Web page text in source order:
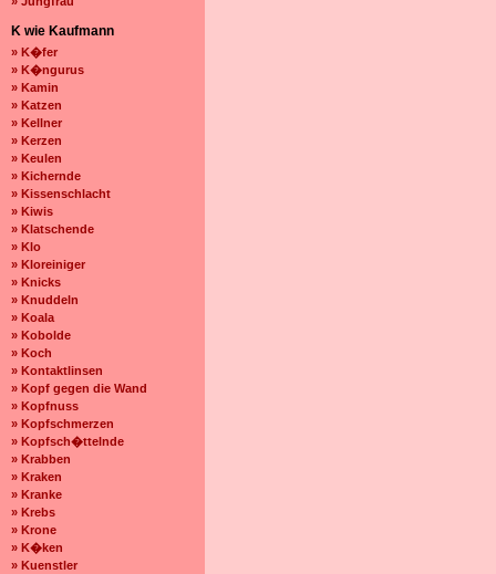
K wie Kaufmann
» K�fer
» K�ngurus
» Kamin
» Katzen
» Kellner
» Kerzen
» Keulen
» Kichernde
» Kissenschlacht
» Kiwis
» Klatschende
» Klo
» Kloreiniger
» Knicks
» Knuddeln
» Koala
» Kobolde
» Koch
» Kontaktlinsen
» Kopf gegen die Wand
» Kopfnuss
» Kopfschmerzen
» Kopfsch�ttelnde
» Krabben
» Kraken
» Kranke
» Krebs
» Krone
» K�ken
» Kuenstler